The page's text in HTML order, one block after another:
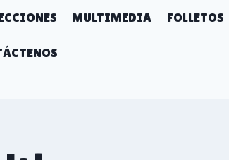
MULTIMEDIA FOLLETOS